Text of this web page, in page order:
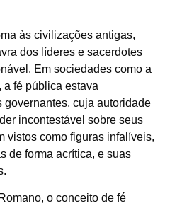
às civilizações antigas,
dos líderes e sacerdotes
Em sociedades como a
fé pública estava
cuja autoridade
incontestável sobre seus
vistos como figuras infalíveis,
de forma acrítica, e suas
o conceito de fé